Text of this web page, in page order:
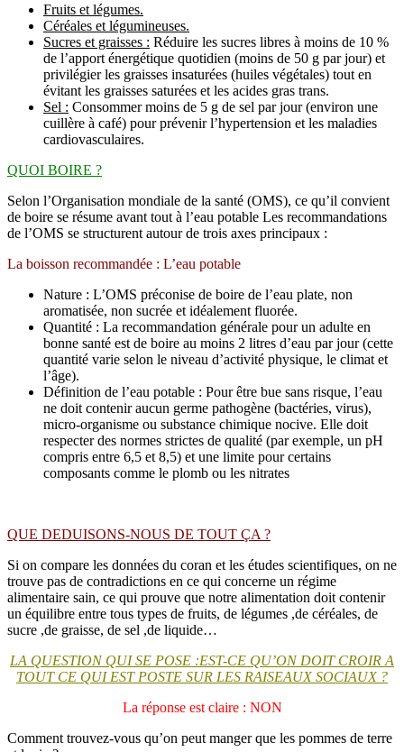
Fruits et légumes.
Céréales et légumineuses.
Sucres et graisses : Réduire les sucres libres à moins de 10 %
de l’apport énergétique quotidien (moins de 50 g par jour) et
privilégier les graisses insaturées (huiles végétales) tout en
évitant les graisses saturées et les acides gras trans.
Sel : Consommer moins de 5 g de sel par jour (environ une
cuillère à café) pour prévenir l’hypertension et les maladies
cardiovasculaires.
QUOI BOIRE ?
Selon l’Organisation mondiale de la santé (OMS), ce qu’il convient
de boire se résume avant tout à l’eau potable Les recommandations
de l’OMS se structurent autour de trois axes principaux :
La boisson recommandée : L’eau potable
Nature : L’OMS préconise de boire de l’eau plate, non
aromatisée, non sucrée et idéalement fluorée.
Quantité : La recommandation générale pour un adulte en
bonne santé est de boire au moins 2 litres d’eau par jour (cette
quantité varie selon le niveau d’activité physique, le climat et
l’âge).
Définition de l’eau potable : Pour être bue sans risque, l’eau
ne doit contenir aucun germe pathogène (bactéries, virus),
micro-organisme ou substance chimique nocive. Elle doit
respecter des normes strictes de qualité (par exemple, un pH
compris entre 6,5 et 8,5) et une limite pour certains
composants comme le plomb ou les nitrates
QUE DEDUISONS-NOUS DE TOUT ÇA ?
Si on compare les données du coran et les études scientifiques, on ne
trouve pas de contradictions en ce qui concerne un régime
alimentaire sain, ce qui prouve que notre alimentation doit contenir
un équilibre entre tous types de fruits, de légumes ,de céréales, de
sucre ,de graisse, de sel ,de liquide…
LA QUESTION QUI SE POSE :EST-CE QU’ON DOIT CROIR A
TOUT CE QUI EST POSTE SUR LES RAISEAUX SOCIAUX ?
La réponse est claire : NON
Comment trouvez-vous qu’on peut manger que les pommes de terre